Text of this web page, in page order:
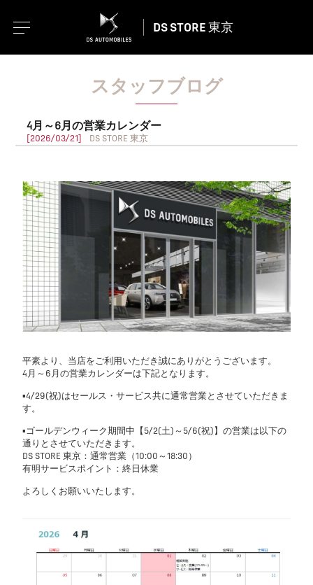
DS STORE 東京
スタッフブログ
4月～6月の営業カレンダー
[2026/03/21] DS STORE 東京
平素より、当店をご利用いただき誠にありがとうございます。
4月～6月の営業カレンダーは下記となります。
▪4/29(祝)はセールス・サービス共に通常営業とさせていただきま
す。
▪ゴールデンウィーク期間中【5/2(土)～5/6(祝)】の営業は以下の
通りとさせていただきます。
DS STORE 東京：通常営業（10:00～18:30）
有明サービスポイント：終日休業
よろしくお願いいたします。